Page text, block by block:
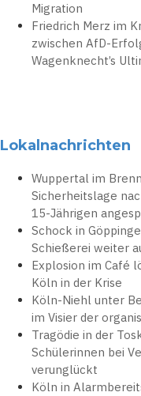
Migration
Friedrich Merz im
zwischen AfD-
Wagenknecht’s
Lokalnachrichten
Wuppertal im
Sicherheitslage
15-Jährigen
Schock in
Schießerei weiter
Explosion im Café
Köln in der Krise
Köln-Niehl unter
im Visier der
Tragödie in der
Schülerinnen bei
verunglückt
Köln in